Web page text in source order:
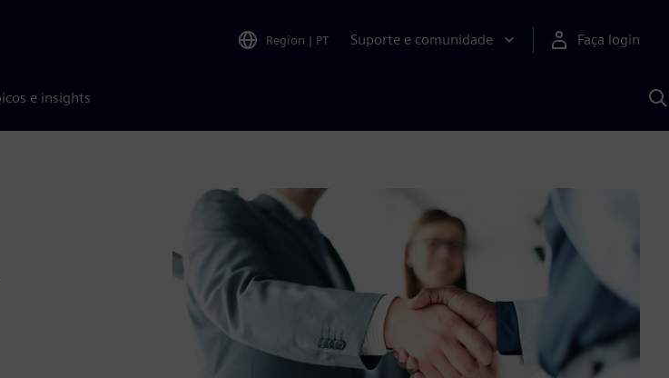
Region | PT Suporte e comunidade Faça login
e insights